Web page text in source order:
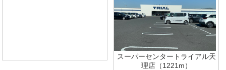
スーパーセンタートライアル天
理店（1221m）